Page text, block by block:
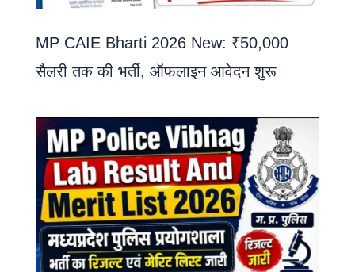
MP CAIE Bharti 2026 New: ₹50,000
सैलरी तक की भर्ती, ऑफलाइन आवेदन शुरू